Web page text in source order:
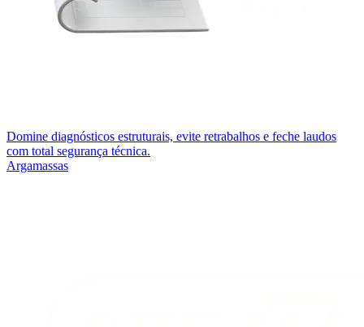
Domine diagnósticos estruturais, evite retrabalhos e feche laudos
com total segurança técnica.
Argamassas